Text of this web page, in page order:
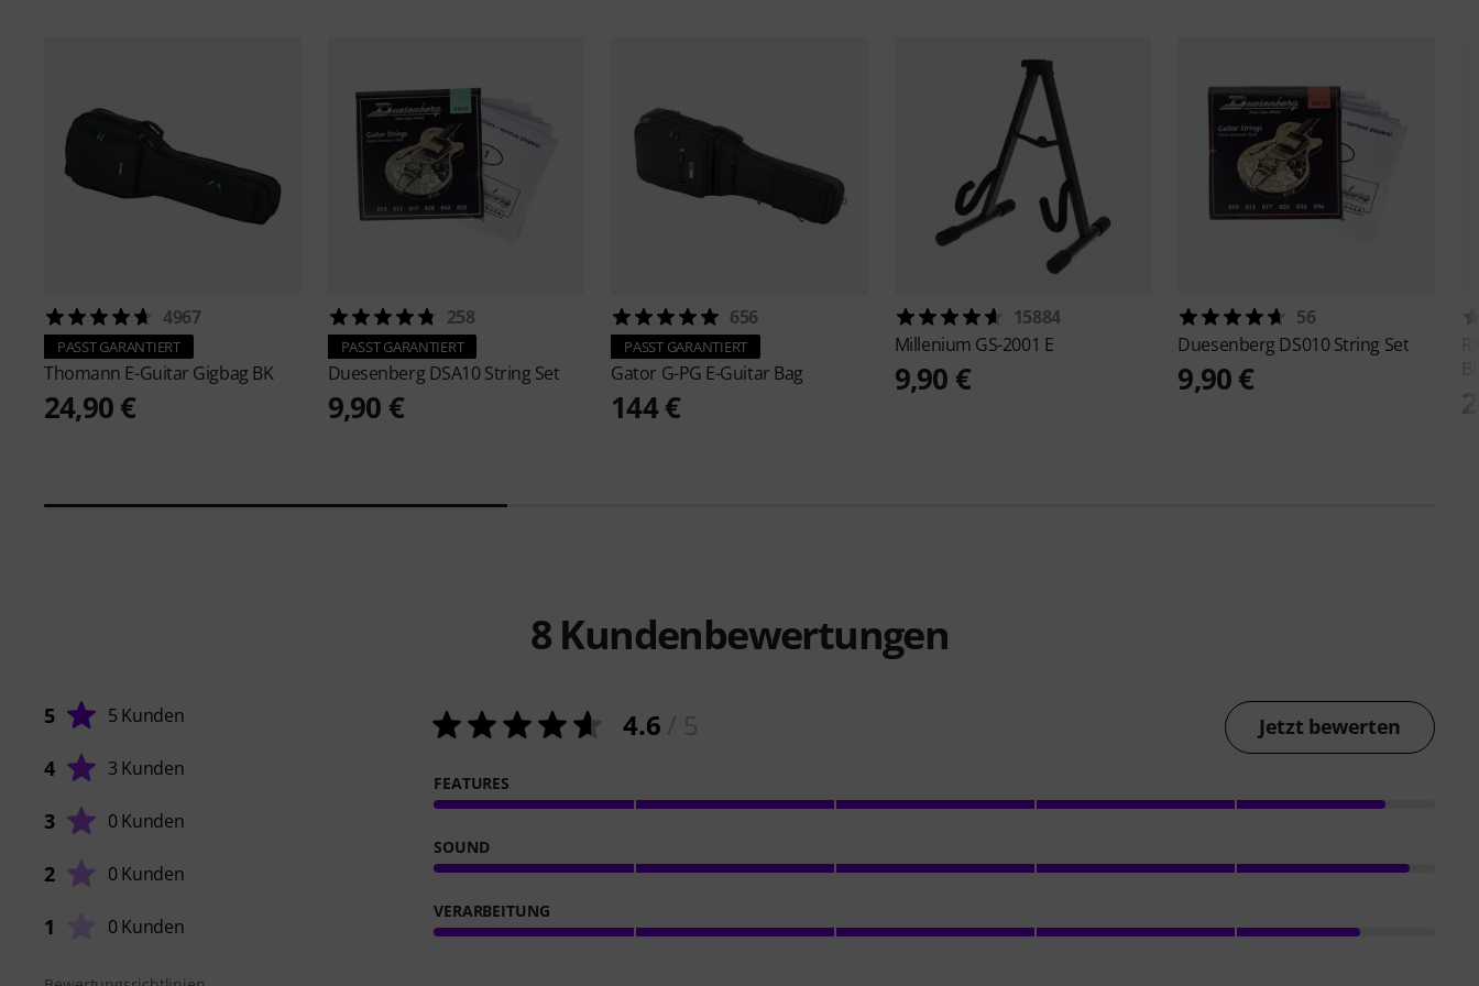
4967
PASST GARANTIERT
Thomann E-Guitar Gigbag BK
24,90 €
258
PASST GARANTIERT
Duesenberg DSA10 String Set
9,90 €
656
PASST GARANTIERT
Gator G-PG E-Guitar Bag
144 €
15884
Millenium GS-2001 E
9,90 €
56
Duesenberg DS010 String Set
9,90 €
8 Kundenbewertungen
5 5 Kunden
4 3 Kunden
3 0 Kunden
2 0 Kunden
1 0 Kunden
4.6 Jetzt bewerten
FEATURES
SOUND
VERARBEITUNG